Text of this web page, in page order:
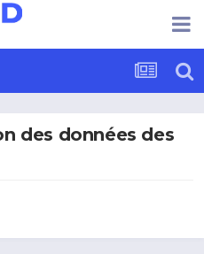
des données des